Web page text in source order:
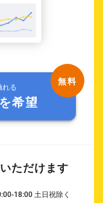
れる
希望
ただけます